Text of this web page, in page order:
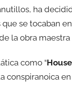
ha
que se tocaban
la obra maestra
como “House
conspiranoica